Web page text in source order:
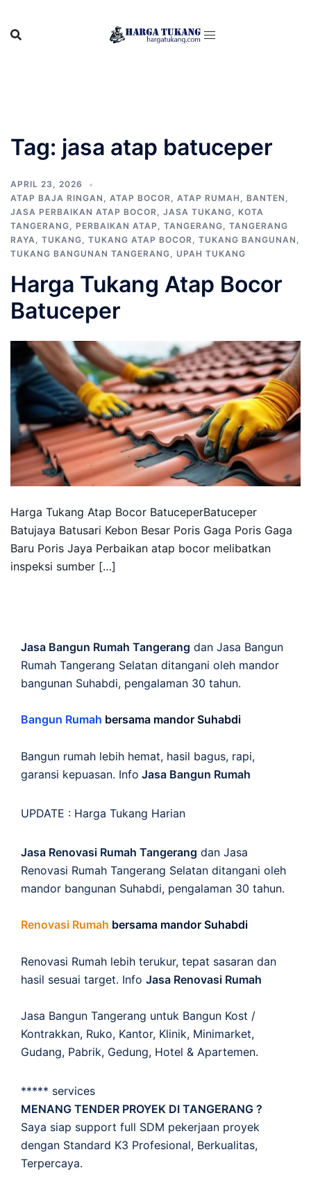
content
Tag: jasa atap batuceper
APRIL 23, 2026
ATAP BAJA RINGAN , ATAP BOCOR, ATAP RUMAH , BANTEN ,
JASA PERBAIKAN ATAP BOCOR, JASA TUKANG, KOTA
TANGERANG, PERBAIKAN ATAP , TANGERANG, TANGERANG
RAYA, TUKANG, TUKANG ATAP BOCOR, TUKANG BANGUNAN ,
TUKANG BANGUNAN TANGERANG, UPAH TUKANG
Harga Tukang Atap Bocor
Batuceper
Harga Tukang Atap Bocor BatuceperBatuceper
Batujaya Batusari Kebon Besar Poris Gaga Poris Gaga
Baru Poris Jaya Perbaikan atap bocor melibatkan
inspeksi sumber […]
Jasa Bangun Rumah Tangerang dan Jasa Bangun
Rumah Tangerang Selatan ditangani oleh mandor
bangunan Suhabdi, pengalaman 30 tahun.
Bangun Rumah bersama mandor Suhabdi
Bangun rumah lebih hemat, hasil bagus, rapi,
garansi kepuasan. Info Jasa Bangun Rumah
UPDATE : Harga Tukang Harian
Jasa Renovasi Rumah Tangerang dan Jasa
Renovasi Rumah Tangerang Selatan ditangani oleh
mandor bangunan Suhabdi, pengalaman 30 tahun.
Renovasi Rumah bersama mandor Suhabdi
Renovasi Rumah lebih terukur, tepat sasaran dan
hasil sesuai target. Info Jasa Renovasi Rumah
Jasa Bangun Tangerang untuk Bangun Kost /
Kontrakkan, Ruko, Kantor, Klinik, Minimarket,
Gudang, Pabrik, Gedung, Hotel & Apartemen.
***** services
MENANG TENDER PROYEK DI TANGERANG ?
Saya siap support full SDM pekerjaan proyek
dengan Standard K3 Profesional, Berkualitas,
Terpercaya.